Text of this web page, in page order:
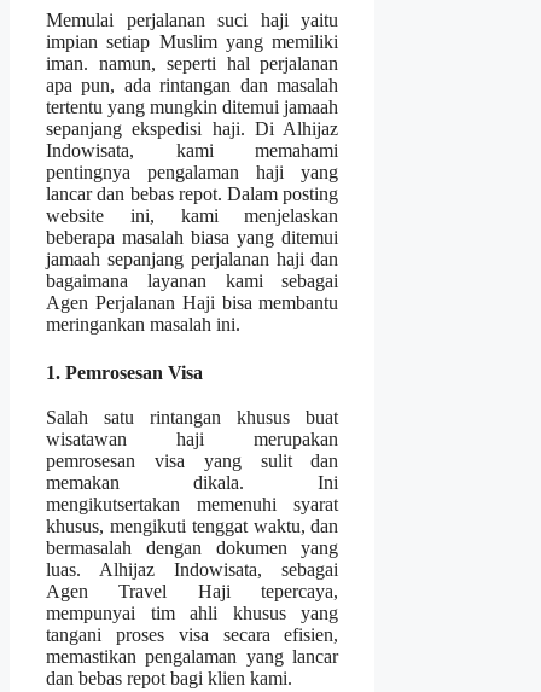
Memulai perjalanan suci haji yaitu
impian setiap Muslim yang memiliki
iman. namun, seperti hal perjalanan
apa pun, ada rintangan dan masalah
tertentu yang mungkin ditemui jamaah
sepanjang ekspedisi haji. Di Alhijaz
Indowisata, kami memahami
pentingnya pengalaman haji yang
lancar dan bebas repot. Dalam posting
website ini, kami menjelaskan
beberapa masalah biasa yang ditemui
jamaah sepanjang perjalanan haji dan
bagaimana layanan kami sebagai
Agen Perjalanan Haji bisa membantu
meringankan masalah ini.
1. Pemrosesan Visa
Salah satu rintangan khusus buat
wisatawan haji merupakan
pemrosesan visa yang sulit dan
memakan dikala. Ini
mengikutsertakan memenuhi syarat
khusus, mengikuti tenggat waktu, dan
bermasalah dengan dokumen yang
luas. Alhijaz Indowisata, sebagai
Agen Travel Haji tepercaya,
mempunyai tim ahli khusus yang
tangani proses visa secara efisien,
memastikan pengalaman yang lancar
dan bebas repot bagi klien kami.